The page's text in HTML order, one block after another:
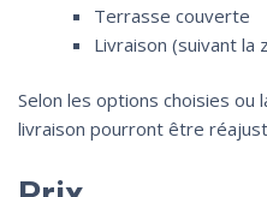
Terrasse couverte
Livraison (suivant la
Selon les options choisies ou
livraison pourront être